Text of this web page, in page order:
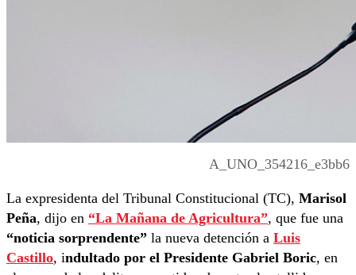
A_UNO_354216_e3bb6
La expresidenta del Tribunal Constitucional (TC), Marisol
Peña, dijo en “La Mañana de Agricultura”, que fue una
“noticia sorprendente” la nueva detención a Luis
Castillo, indultado por el Presidente Gabriel Boric, en